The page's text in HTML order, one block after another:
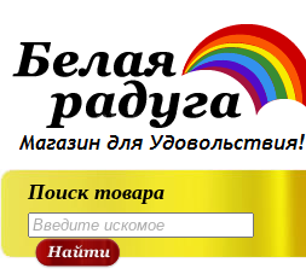
Поиск товара